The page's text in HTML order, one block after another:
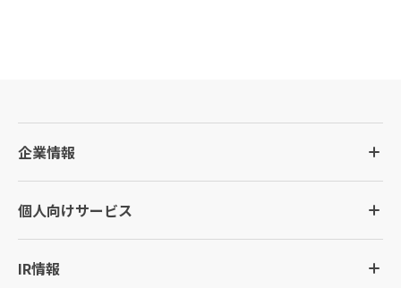
企業情報
個人向けサービス
IR情報